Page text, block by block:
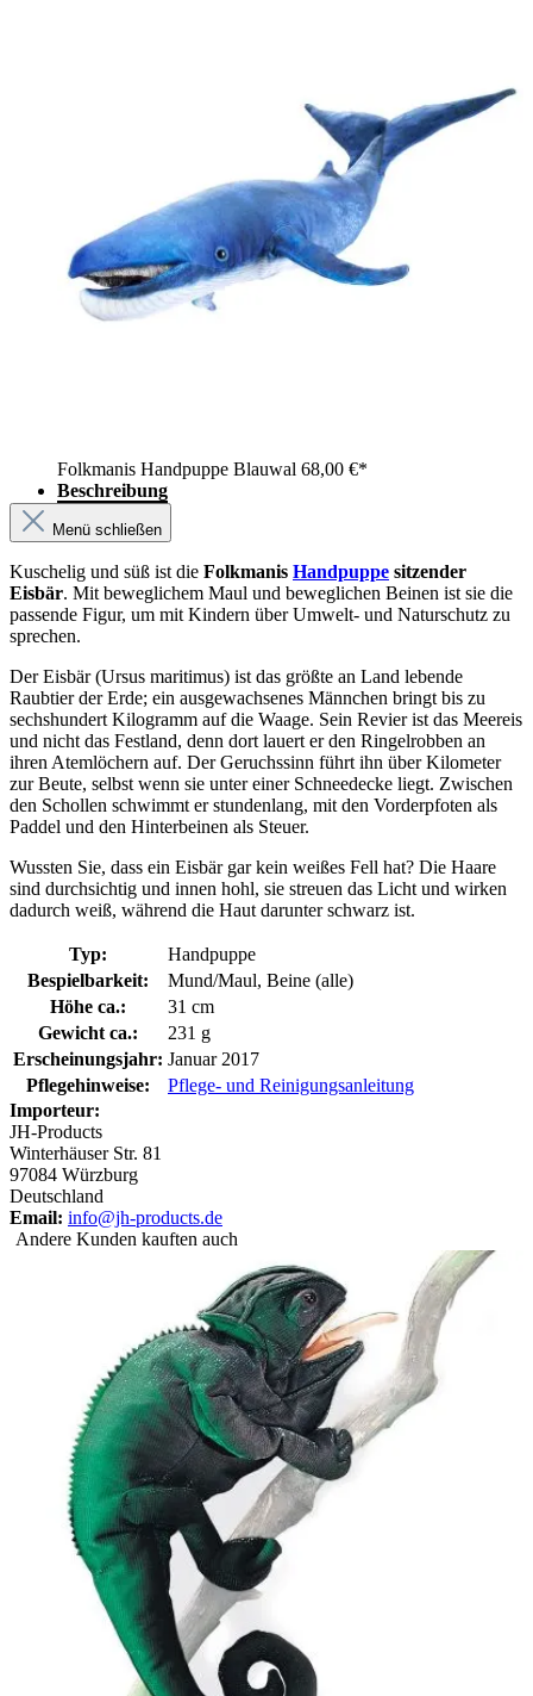
Folkmanis Handpuppe Blauwal 68,00 €*
Beschreibung
Menü schließen
Kuschelig und süß ist die Folkmanis Handpuppe sitzender
Eisbär. Mit beweglichem Maul und beweglichen Beinen ist sie die
passende Figur, um mit Kindern über Umwelt- und Naturschutz zu
sprechen.
Der Eisbär (Ursus maritimus) ist das größte an Land lebende
Raubtier der Erde; ein ausgewachsenes Männchen bringt bis zu
sechshundert Kilogramm auf die Waage. Sein Revier ist das Meereis
und nicht das Festland, denn dort lauert er den Ringelrobben an
ihren Atemlöchern auf. Der Geruchssinn führt ihn über Kilometer
zur Beute, selbst wenn sie unter einer Schneedecke liegt. Zwischen
den Schollen schwimmt er stundenlang, mit den Vorderpfoten als
Paddel und den Hinterbeinen als Steuer.
Wussten Sie, dass ein Eisbär gar kein weißes Fell hat? Die Haare
sind durchsichtig und innen hohl, sie streuen das Licht und wirken
dadurch weiß, während die Haut darunter schwarz ist.
Typ:
Handpuppe
Bespielbarkeit:
Mund/Maul, Beine (alle)
Höhe ca.:
31 cm
Gewicht ca.:
231 g
Erscheinungsjahr: Januar 2017
Pflegehinweise:
Pflege- und Reinigungsanleitung
Importeur:
JH-Products
Winterhäuser Str. 81
97084 Würzburg
Deutschland
Email: info@jh-products.de
Andere Kunden kauften auch